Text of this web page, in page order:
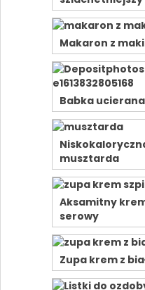
Makaron z
Babka ucierana
musztarda
Aksamitny
serowy
Zupa krem z